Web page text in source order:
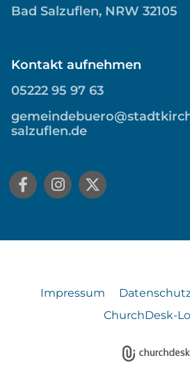
Bad Salzuflen, NRW 32105
Kontakt aufnehmen
05222 95 97 63
salzuflen.de
Impressum
ChurchDesk-